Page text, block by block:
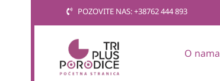
POZOVITE NAS: +38762 444 893
O nama